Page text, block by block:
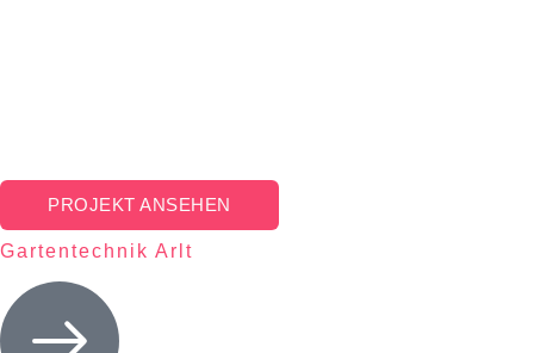
PROJEKT ANSEHEN
Gartentechnik Arlt